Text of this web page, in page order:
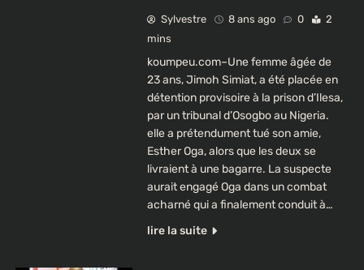
Sylvestre 8 ans ago 0
2
mins
koumpeu.com–Une femme âgée de
23 ans, Jimoh Simiat, a été placée en
détention provisoire à la prison d’Ilesa,
par un tribunal d’Osogbo au Nigeria.
elle a prétendument tué son amie,
Esther Oga, alors que les deux se
livraient à une bagarre. La suspecte
aurait engagé Oga dans un combat
acharné qui a finalement conduit à…
lire la suite